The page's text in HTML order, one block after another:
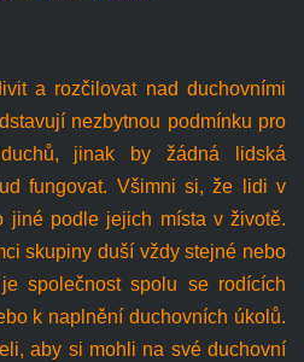
a rozčilovat nad duchovními
nezbytnou podmínku pro
jinak by žádná lidská
fungovat. Všimni si, že lidi v
jiné podle jejich místa v životě.
skupiny duší vždy stejné nebo
společnost spolu se rodících
k naplnění duchovních úkolů.
aby si mohli na své duchovní